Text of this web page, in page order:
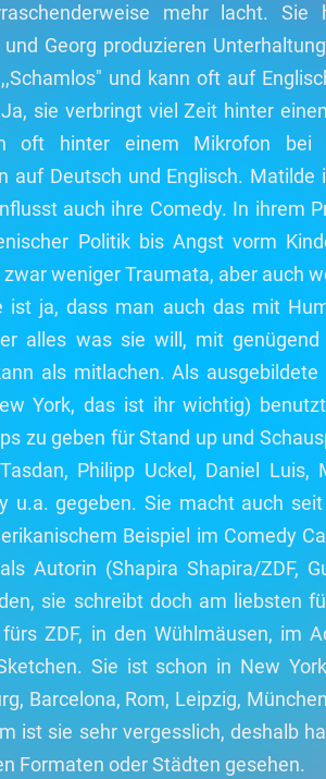
mehr lacht. Sie
und Georg produzieren
und kann oft auf
sie verbringt viel Zeit hinter
oft hinter einem Mikrofon bei
auf Deutsch und Englisch. Matilde
auch ihre Comedy. In ihrem
Politik bis Angst vorm
weniger Traumata, aber auch
ist ja, dass man auch das mit
alles was sie will, mit
als mitlachen. Als
York, das ist ihr wichtig)
zu geben für Stand up und
Philipp Uckel, Daniel Luis,
u.a. gegeben. Sie macht auch
Beispiel im Comedy
Autorin (Shapira Shapira/ZDF,
sie schreibt doch am liebsten
ZDF, in den Wühlmäusen, im
Sie ist schon in New
Barcelona, Rom, Leipzig,
ist sie sehr vergesslich, deshalb
Formaten oder Städten gesehen.